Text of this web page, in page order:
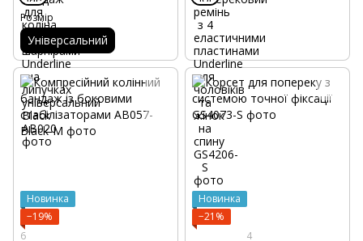
Розмір
Універсальний
Новинка
−19%
6
Новинка
−21%
4